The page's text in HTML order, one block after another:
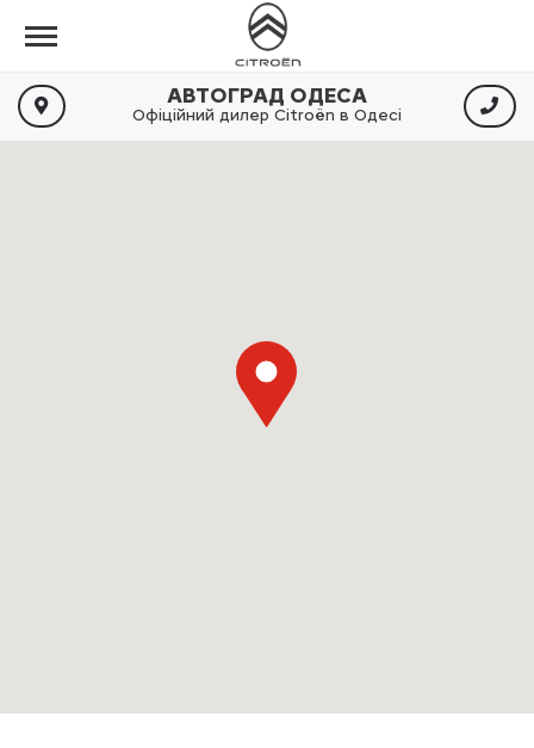
АВТОГРАД ОДЕСА
Офіційний дилер Citroën в Одесі